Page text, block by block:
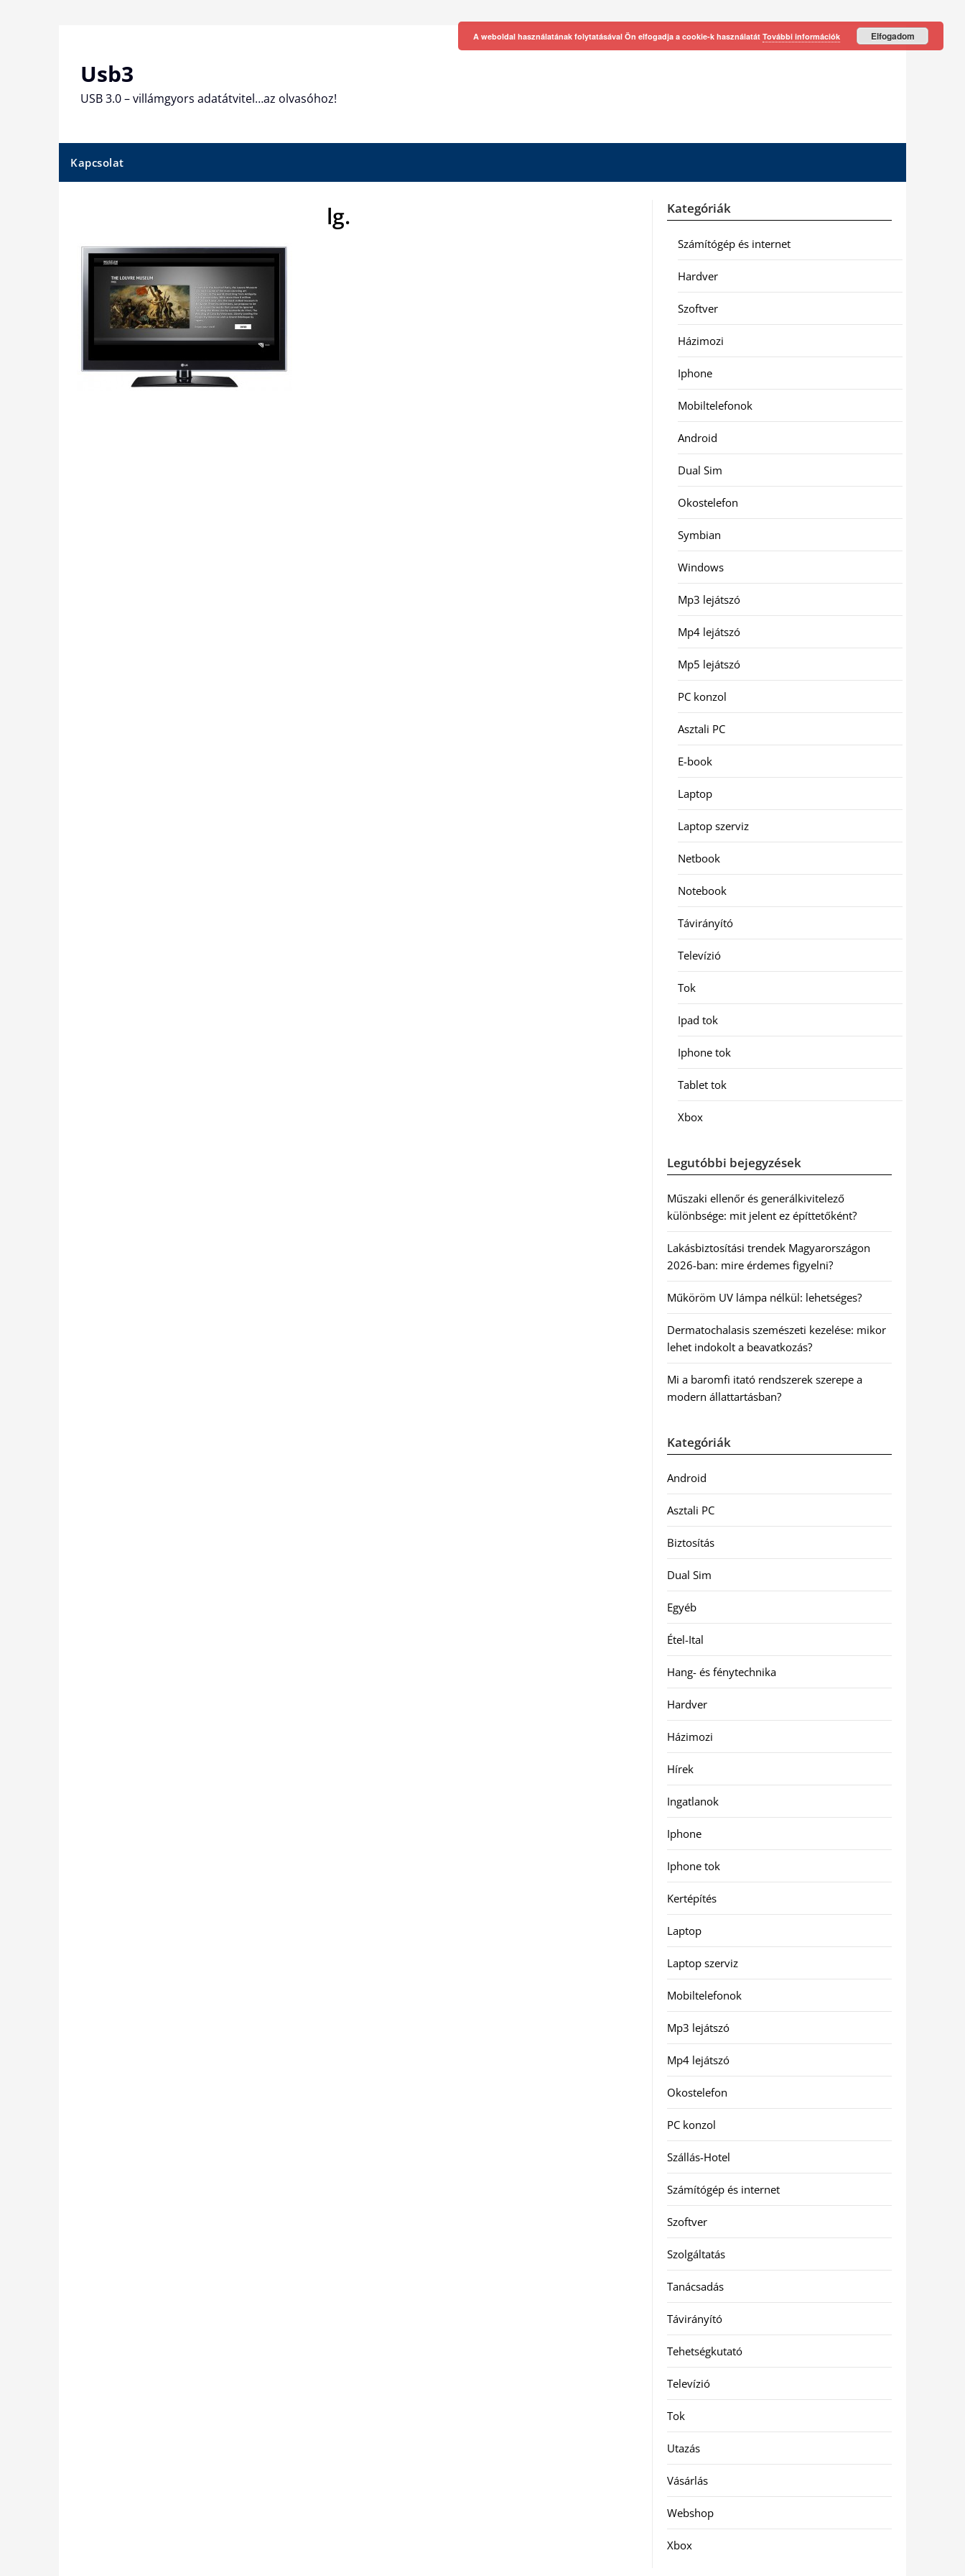
Usb3
USB 3.0 – villámgyors adatátvitel…az olvasóhoz!
Kapcsolat
lg. Kategóriák
Számítógép és internet
Hardver
Szoftver
Házimozi
Iphone
Mobiltelefonok
Android
Dual Sim
Okostelefon
Symbian
Windows
Mp3 lejátszó
Mp4 lejátszó
Mp5 lejátszó
PC konzol
Asztali PC
E-book
Laptop
Laptop szerviz
Netbook
Notebook
Távirányító
Televízió
Tok
Ipad tok
Iphone tok
Tablet tok
Xbox
Legutóbbi bejegyzések
Műszaki ellenőr és generálkivitelező
különbsége: mit jelent ez építtetőként?
Lakásbiztosítási trendek Magyarországon
2026-ban: mire érdemes figyelni?
Műköröm UV lámpa nélkül: lehetséges?
Dermatochalasis szemészeti kezelése: mikor
lehet indokolt a beavatkozás?
Mi a baromfi itató rendszerek szerepe a
modern állattartásban?
Kategóriák
Android
Asztali PC
Biztosítás
Dual Sim
Egyéb
Étel-Ital
Hang- és fénytechnika
Hardver
Házimozi
Hírek
Ingatlanok
Iphone
Iphone tok
Kertépítés
Laptop
Laptop szerviz
Mobiltelefonok
Mp3 lejátszó
Mp4 lejátszó
Okostelefon
PC konzol
Szállás-Hotel
Számítógép és internet
Szoftver
Szolgáltatás
Tanácsadás
Távirányító
Tehetségkutató
Televízió
Tok
Utazás
Vásárlás
Webshop
Xbox
A weboldal használatának folytatásával Ön elfogadja a cookie-k használatát További információk Elfogadom